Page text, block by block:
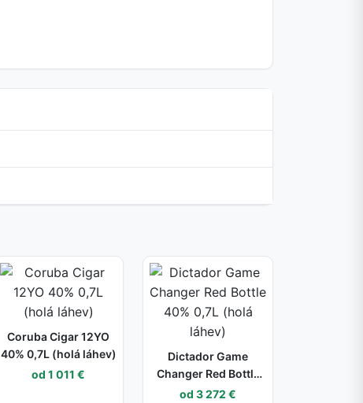
Coruba Cigar 12YO
40% 0,7L (holá láhev)
od 1 011 €
Dictador Game
Changer Red Bottle
40% 0,7L (holá láhev)
od 3 272 €